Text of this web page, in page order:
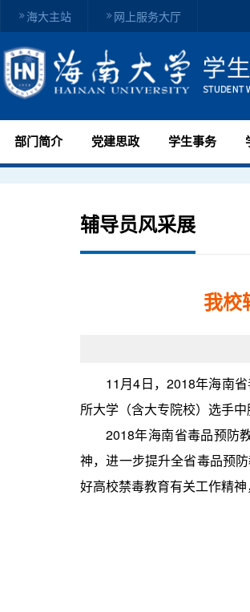
海大主站 网上服务大厅
部门简介 党建思政 学生事务
辅导员风采展
我校
11月4日，2018年海南
所大学（含大专院校）选手
2018年海南省毒品预防
神，进一步提升全省毒品预
好高校禁毒教育有关工作精